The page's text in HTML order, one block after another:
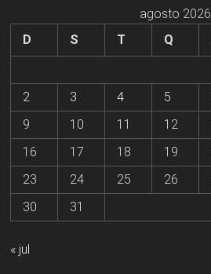
agosto 2026
D
S T Q
2
3 4 5
9
10 11 12
16
17 18 19
23
24 25 26
30
31
« jul